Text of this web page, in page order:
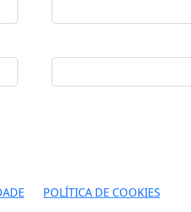
POLÍTICA DE COOKIES